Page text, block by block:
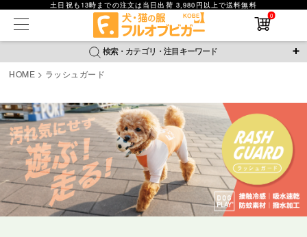
土日祝も13時までの注文は当日出荷 3,980円以上で送料無料
0
検索・カテゴリ・注目キーワード
ジャージ 防蚊 腹巻 撥水レイン ラッシュガード
接触冷感 おそろコーデ 背中開きアイテム
新作アイテム
返品・交換について ご利用ガイド
在庫なし商品を表示しない
商品番号
並び順
新着順
価格が安い順
価格が高い順
レビュー数順
検索
HOME ラッシュガード